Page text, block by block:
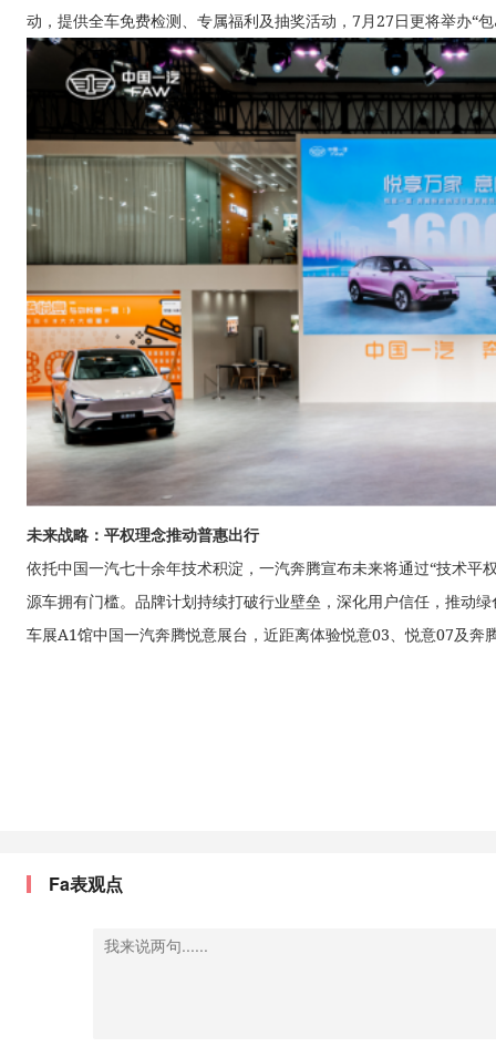
动，提供全车免费检测、专属福利及抽奖活动，7月27日更将举办“
未来战略：平权理念推动普惠出行
依托中国一汽七十余年技术积淀，一汽奔腾宣布未来将通过“技术平
源车拥有门槛。品牌计划持续打破行业壁垒，深化用户信任，推动
车展A1馆中国一汽奔腾悦意展台，近距离体验悦意03、悦意07及奔
Fa表观点